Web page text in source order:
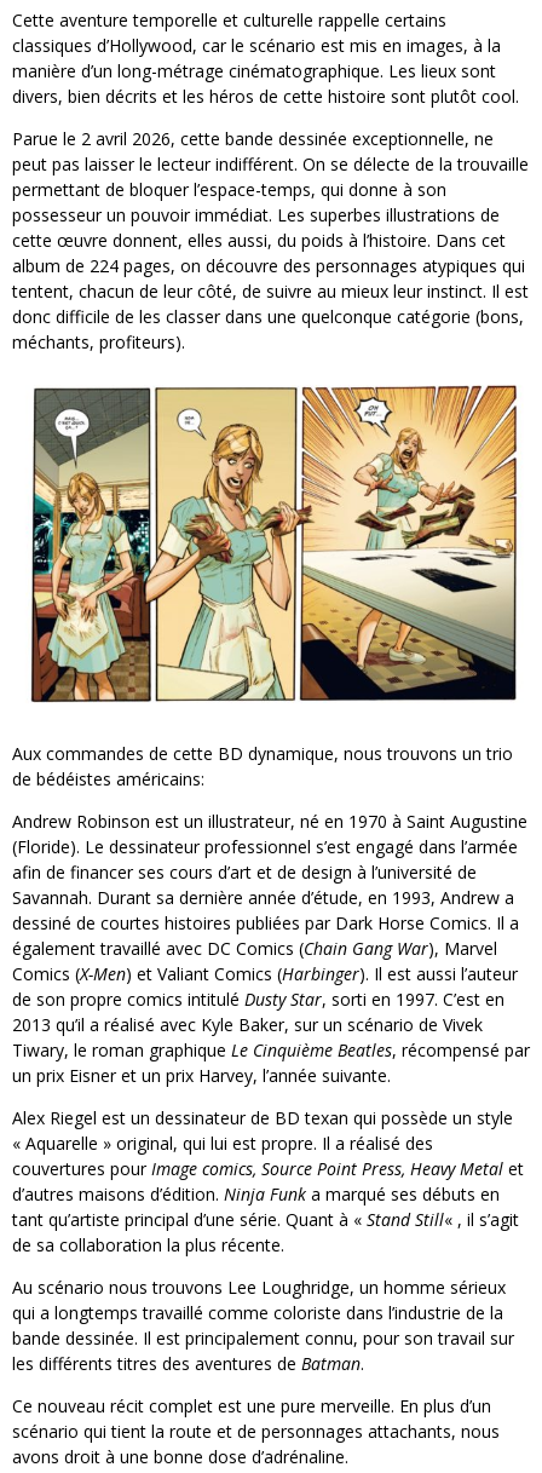
Cette aventure temporelle et culturelle rappelle certains
classiques d’Hollywood, car le scénario est mis en images, à la
manière d’un long-métrage cinématographique. Les lieux sont
divers, bien décrits et les héros de cette histoire sont plutôt cool.
Parue le 2 avril 2026, cette bande dessinée exceptionnelle, ne
peut pas laisser le lecteur indifférent. On se délecte de la trouvaille
permettant de bloquer l’espace-temps, qui donne à son
possesseur un pouvoir immédiat. Les superbes illustrations de
cette œuvre donnent, elles aussi, du poids à l’histoire. Dans cet
album de 224 pages, on découvre des personnages atypiques qui
tentent, chacun de leur côté, de suivre au mieux leur instinct. Il est
donc difficile de les classer dans une quelconque catégorie (bons,
méchants, profiteurs).
Aux commandes de cette BD dynamique, nous trouvons un trio
de bédéistes américains:
Andrew Robinson est un illustrateur, né en 1970 à Saint Augustine
(Floride). Le dessinateur professionnel s’est engagé dans l’armée
afin de financer ses cours d’art et de design à l’université de
Savannah. Durant sa dernière année d’étude, en 1993, Andrew a
dessiné de courtes histoires publiées par Dark Horse Comics. Il a
également travaillé avec DC Comics (Chain Gang War), Marvel
Comics (X-Men) et Valiant Comics (Harbinger). Il est aussi l’auteur
de son propre comics intitulé Dusty Star, sorti en 1997. C’est en
2013 qu’il a réalisé avec Kyle Baker, sur un scénario de Vivek
Tiwary, le roman graphique Le Cinquième Beatles, récompensé par
un prix Eisner et un prix Harvey, l’année suivante.
Alex Riegel est un dessinateur de BD texan qui possède un style
« Aquarelle » original, qui lui est propre. Il a réalisé des
couvertures pourImage comics, Source Point Press, Heavy Metal et
d’autres maisons d’édition. Ninja Funk a marqué ses débuts en
tant qu’artiste principal d’une série. Quant à « Stand Still« , il s’agit
de sa collaboration la plus récente.
Au scénario nous trouvons Lee Loughridge, un homme sérieux
qui a longtemps travaillé comme coloriste dans l’industrie de la
bande dessinée. Il est principalement connu, pour son travail sur
les différents titres des aventures de Batman.
Ce nouveau récit complet est une pure merveille. En plus d’un
scénario qui tient la route et de personnages attachants, nous
avons droit à une bonne dose d’adrénaline.